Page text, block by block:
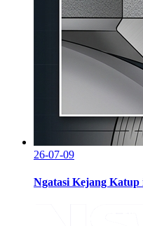
26-07-09
Ngatasi Kejang